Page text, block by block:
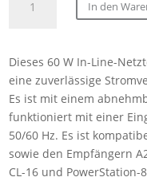
Devices
für
8-
Serie
&
A20-
Nexus/Go
Menge
In den
Dieses 60 W In-Line-
eine zuverlässige
Es ist mit einem
funktioniert mit einer
50/60 Hz. Es ist
sowie den Empfängern
CL-16 und PowerStation-